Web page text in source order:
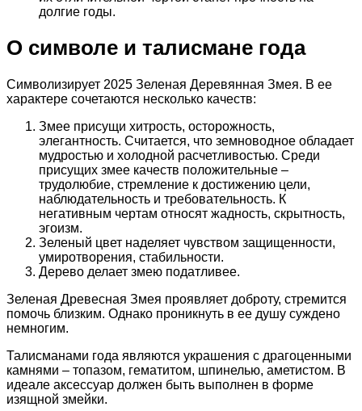
долгие годы.
О символе и талисмане года
Символизирует 2025 Зеленая Деревянная Змея. В ее
характере сочетаются несколько качеств:
Змее присущи хитрость, осторожность,
элегантность. Считается, что земноводное обладает
мудростью и холодной расчетливостью. Среди
присущих змее качеств положительные –
трудолюбие, стремление к достижению цели,
наблюдательность и требовательность. К
негативным чертам относят жадность, скрытность,
эгоизм.
Зеленый цвет наделяет чувством защищенности,
умиротворения, стабильности.
Дерево делает змею податливее.
Зеленая Древесная Змея проявляет доброту, стремится
помочь близким. Однако проникнуть в ее душу суждено
немногим.
Талисманами года являются украшения с драгоценными
камнями – топазом, гематитом, шпинелью, аметистом. В
идеале аксессуар должен быть выполнен в форме
изящной змейки.